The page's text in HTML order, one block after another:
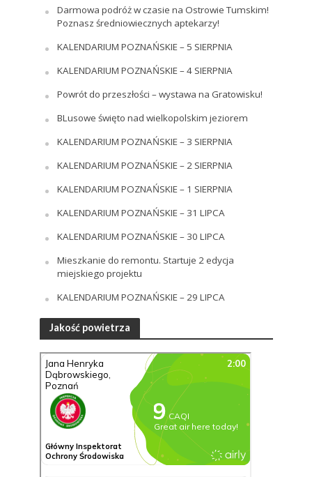
Darmowa podróż w czasie na Ostrowie Tumskim!
Poznasz średniowiecznych aptekarzy!
KALENDARIUM POZNAŃSKIE – 5 SIERPNIA
KALENDARIUM POZNAŃSKIE – 4 SIERPNIA
Powrót do przeszłości – wystawa na Gratowisku!
BLusowe święto nad wielkopolskim jeziorem
KALENDARIUM POZNAŃSKIE – 3 SIERPNIA
KALENDARIUM POZNAŃSKIE – 2 SIERPNIA
KALENDARIUM POZNAŃSKIE – 1 SIERPNIA
KALENDARIUM POZNAŃSKIE – 31 LIPCA
KALENDARIUM POZNAŃSKIE – 30 LIPCA
Mieszkanie do remontu. Startuje 2 edycja
miejskiego projektu
KALENDARIUM POZNAŃSKIE – 29 LIPCA
Jakość powietrza